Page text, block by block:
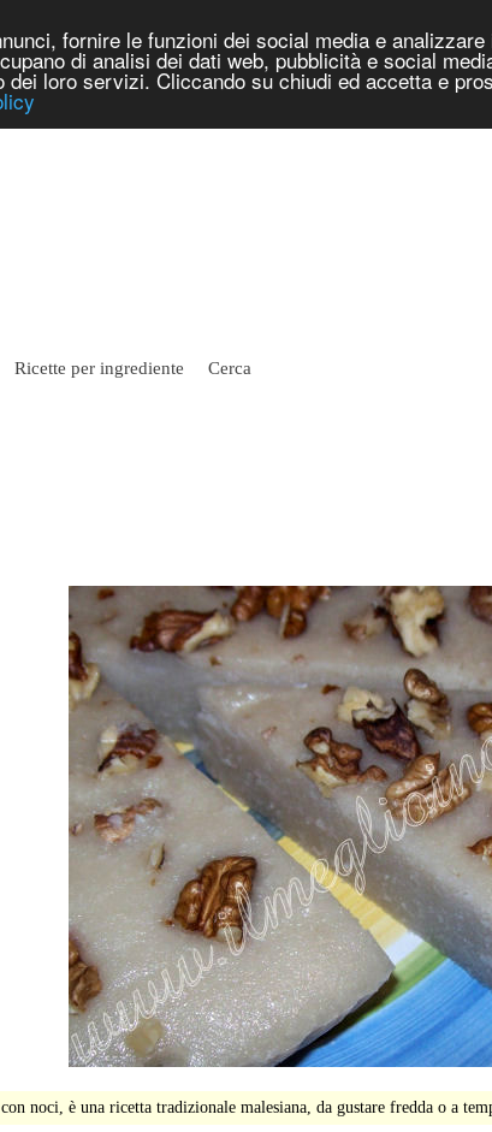
fornire le funzioni dei social media e
di analisi dei dati web, pubblicità e social
loro servizi. Cliccando su chiudi ed accetta e
Ricette per ingrediente Cerca
noci, è una ricetta tradizionale malesiana, da gustare fredda o a